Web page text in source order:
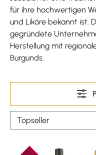
für ihre hochwertigen
und Liköre bekannt ist.
gegründete
Herstellung mit
Burgunds.